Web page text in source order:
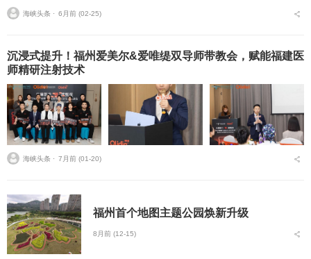
竹零售环节，开展专项执法检查，从严从细排查安全隐患，守住节日
安全底线。春节期间，...
海峡头条 ⋅ 6月前 (02-25)
沉浸式提升！福州爱美尔&爱唯缇双导师带教会，赋能福建医
师精研注射技术
海峡头条 ⋅ 7月前 (01-20)
福州首个地图主题公园焕新升级
8月前 (12-15)